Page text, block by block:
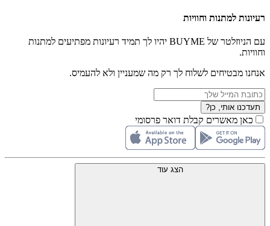
רעיונות למתנות וחוויות
עם הניוזלטר של BUYME יהיו לך תמיד רעיונות מפתיעים למתנות
וחוויות.
אנחנו מבטיחים לשלוח לך רק מה שמעניין ולא להעמיס.
תעדכנו אותי, כן?
כאן מאשרים קבלת דואר פרסומי
הצג עוד